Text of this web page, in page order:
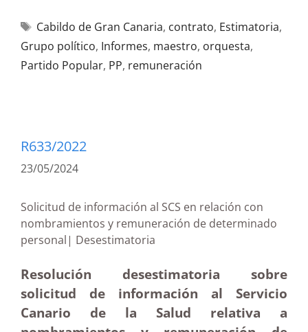
Cabildo de Gran Canaria, contrato, Estimatoria,
Grupo político, Informes, maestro, orquesta,
Partido Popular, PP, remuneración
R633/2022
23/05/2024
Solicitud de información al SCS en relación con
nombramientos y remuneración de determinado
personal| Desestimatoria
Resolución desestimatoria sobre
solicitud de información al Servicio
Canario de la Salud relativa a